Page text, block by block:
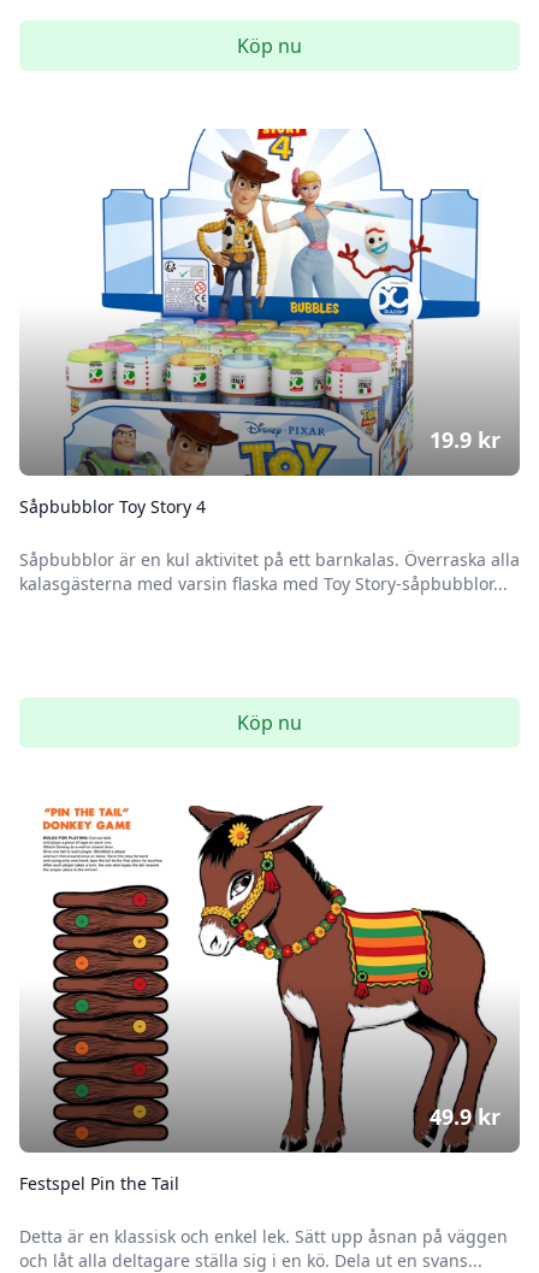
Köp nu
Såpbubblor Toy Story 4
Såpbubblor är en kul aktivitet på ett barnkalas. Överraska alla
kalasgästerna med varsin flaska med Toy Story-såpbubblor...
19.9 kr
Köp nu
Festspel Pin the Tail
Detta är en klassisk och enkel lek. Sätt upp åsnan på väggen
och låt alla deltagare ställa sig i en kö. Dela ut en svans...
49.9kr